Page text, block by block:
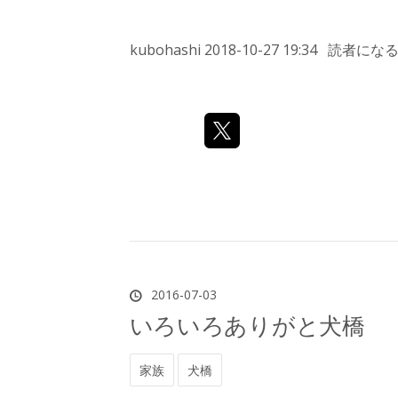
kubohashi 2018-10-27 19:34 読者になる
2016-07-03
いろいろありがと犬橋
家族 犬橋